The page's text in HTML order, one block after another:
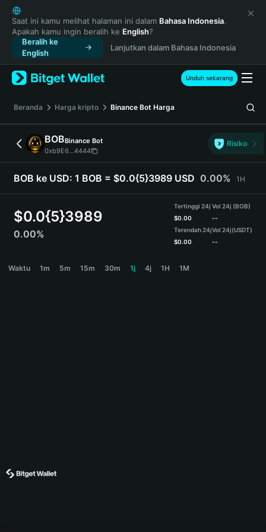
English
日本語
Tiếng Việt
Русский
Español (Latinoamérica)
Türkçe
Français
Deutsch
简体中文
繁體中文
Português (Portugal)
Bahasa Indonesia
ภาษาไทย
Español
Español (Argentina)
Saat ini kamu melihat halaman ini dalam Bahasa Indonesia.
Apakah kamu ingin beralih ke English?
Beralih ke
English
Lanjutkan dalam Bahasa Indonesia
Unduh sekarang
Beranda Harga kripto Binance Bot Harga
BOBBinance Bot
0xb9E6...4444
Risiko
BOB ke USD: 1 BOB = $0.0{5}3989 USD 0.00% 1H
$0.0{5}3989
0.00%
Tertinggi 24j
$0.00
Terendah 24j
$0.00
Vol 24j (BOB)
--
Vol 24j(USDT)
--
Waktu 1m 5m 15m 30m 1j 4j 1H 1M